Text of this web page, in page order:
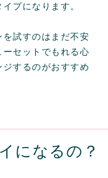
プになります。
試すのはまだ不安
セットでもれる心
するのがおすすめ
になるの？